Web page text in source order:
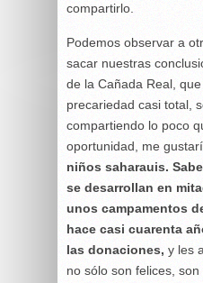
compartirlo.
Podemos observar a
sacar nuestras
de la Cañada Real,
precariedad casi total,
compartiendo lo poco
oportunidad, me
niños saharauis.
se desarrollan en
unos campamentos
hace casi cuarenta
las donaciones, y les
no sólo son felices,